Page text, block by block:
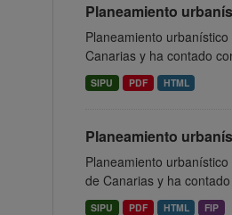
Planeamiento
Planeamiento
Canarias y ha contado
SIPU PDF HTML
Planeamiento
Planeamiento
de Canarias y ha
SIPU PDF HTML FIP